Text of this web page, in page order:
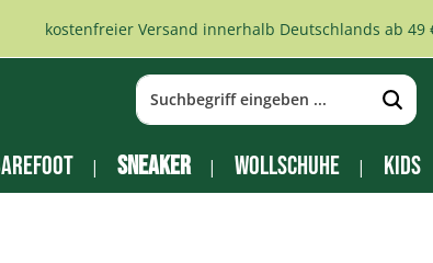
kostenfreier Versand innerhalb Deutschlands ab 49
Sneaker Wollschuhe Kids